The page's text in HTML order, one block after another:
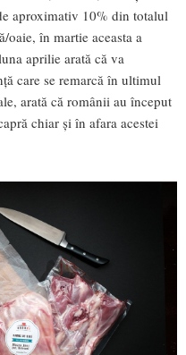
aproximativ 10% din totalul
oaie, în martie aceasta a
aprilie arată că va
care se remarcă în ultimul
arată că românii au început
chiar și în afara acestei